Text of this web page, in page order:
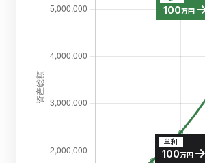
100万円
単利
100万円